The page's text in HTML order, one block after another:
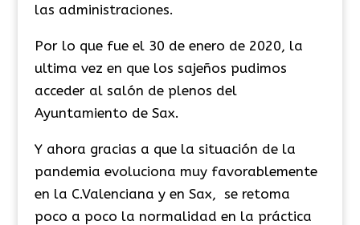
las administraciones.
Por lo que fue el 30 de enero de 2020, la
ultima vez en que los sajeños pudimos
acceder al salón de plenos del
Ayuntamiento de Sax.
Y ahora gracias a que la situación de la
pandemia evoluciona muy favorablemente
en la C.Valenciana y en Sax, se retoma
poco a poco la normalidad en la práctica